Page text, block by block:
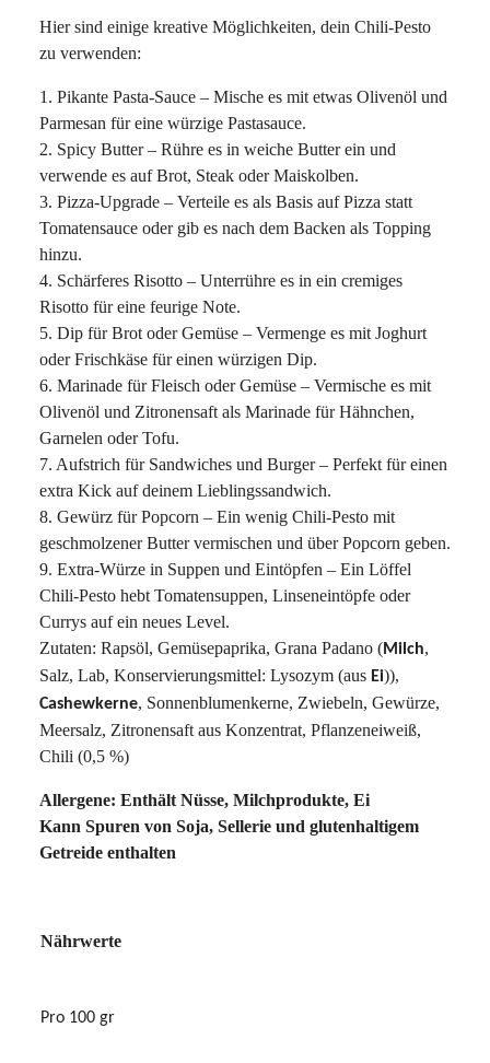
Hier sind einige kreative Möglichkeiten, dein Chili-Pesto
zu verwenden:
1. Pikante Pasta-Sauce – Mische es mit etwas Olivenöl und
Parmesan für eine würzige Pastasauce.
2. Spicy Butter – Rühre es in weiche Butter ein und
verwende es auf Brot, Steak oder Maiskolben.
3. Pizza-Upgrade – Verteile es als Basis auf Pizza statt
Tomatensauce oder gib es nach dem Backen als Topping
hinzu.
4. Schärferes Risotto – Unterrühre es in ein cremiges
Risotto für eine feurige Note.
5. Dip für Brot oder Gemüse – Vermenge es mit Joghurt
oder Frischkäse für einen würzigen Dip.
6. Marinade für Fleisch oder Gemüse – Vermische es mit
Olivenöl und Zitronensaft als Marinade für Hähnchen,
Garnelen oder Tofu.
7. Aufstrich für Sandwiches und Burger – Perfekt für einen
extra Kick auf deinem Lieblingssandwich.
8. Gewürz für Popcorn – Ein wenig Chili-Pesto mit
geschmolzener Butter vermischen und über Popcorn geben.
9. Extra-Würze in Suppen und Eintöpfen – Ein Löffel
Chili-Pesto hebt Tomatensuppen, Linseneintöpfe oder
Currys auf ein neues Level.
Zutaten: Rapsöl, Gemüsepaprika, Grana Padano (Milch,
Salz, Lab, Konservierungsmittel: Lysozym (aus Ei)),
Cashewkerne, Sonnenblumenkerne, Zwiebeln, Gewürze,
Meersalz, Zitronensaft aus Konzentrat, Pflanzeneiweiß,
Chili (0,5 %)
Allergene: Enthält Nüsse, Milchprodukte, Ei
Kann Spuren von Soja, Sellerie und glutenhaltigem
Getreide enthalten
Nährwerte
Pro 100 gr